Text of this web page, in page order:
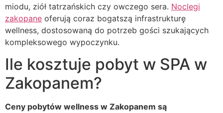
miodu, ziół tatrzańskich czy owczego sera. Noclegi
zakopane oferują coraz bogatszą infrastrukturę
wellness, dostosowaną do potrzeb gości szukających
kompleksowego wypoczynku.
Ile kosztuje pobyt w SPA w
Zakopanem?
Ceny pobytów wellness w Zakopanem są